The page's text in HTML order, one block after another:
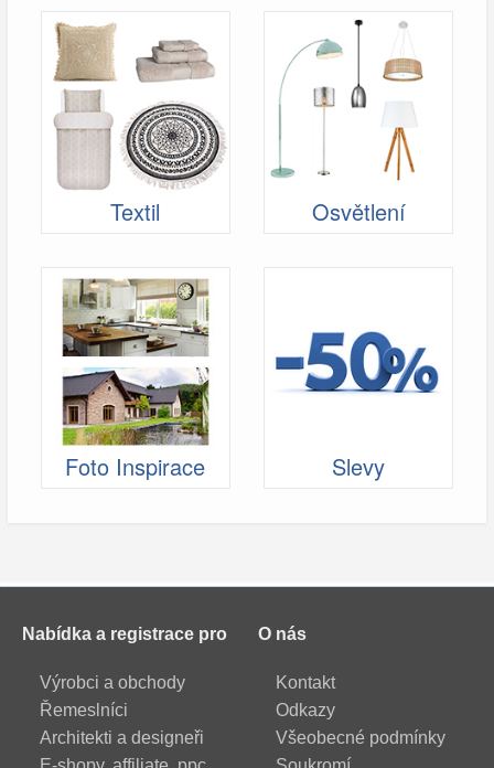
Textil Osvětlení
Foto Inspirace Slevy
Nabídka a registrace pro
Výrobci a obchody
Řemeslníci
Architekti a designeři
O nás
Kontakt
Odkazy
Všeobecné podmínky